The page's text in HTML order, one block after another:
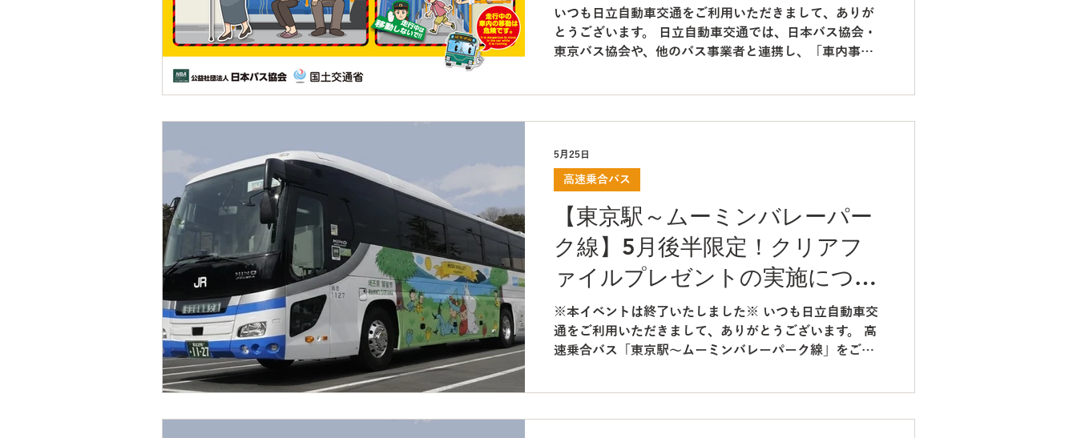
いつも日立自動車交通をご利用いただきまして、ありが
とうございます。 日立自動車交通では、日本バス協会・
東京バス協会や、他のバス事業者と連携し、「車内事故
も、車内転倒事故防止にご理解とご協力をお願い申し上
げます。 実施期間 2026年7月1日(水)～2026年7月31日
(金) 主な実施事項 〇ゆとり乗降の啓発 バスをお降りの際
は、バスが完全に停車し、扉が開いてから席をお立ち願
います。 〇ゆとり運転の啓発 お客様の着席を確認してか
らの発進および、発進時の声かけ・アナウンスを実施
し、車内転倒事故防止に努めます。 〇お客様のシートベ
ルト着用案内の徹底 ご乗車中のお客様へのシートベルト
着用に関する案内を重点実施いたします。（高速バス・貸
切バス） お客様へのお願い バスの安全運行のため、皆様
のご理解とご協力をお願い申し上げます。 また、車内転
倒防止の観点から
【東京駅～ムーミンバレーパー
ク線】5月後半限定！クリアフ
ァイルプレゼントの実施につい
て
※本イベントは終了いたしました※ いつも日立自動車交
通をご利用いただきまして、ありがとうございます。 高
速乗合バス「東京駅～ムーミンバレーパーク線」をご利
高速乗合バス
5月25日